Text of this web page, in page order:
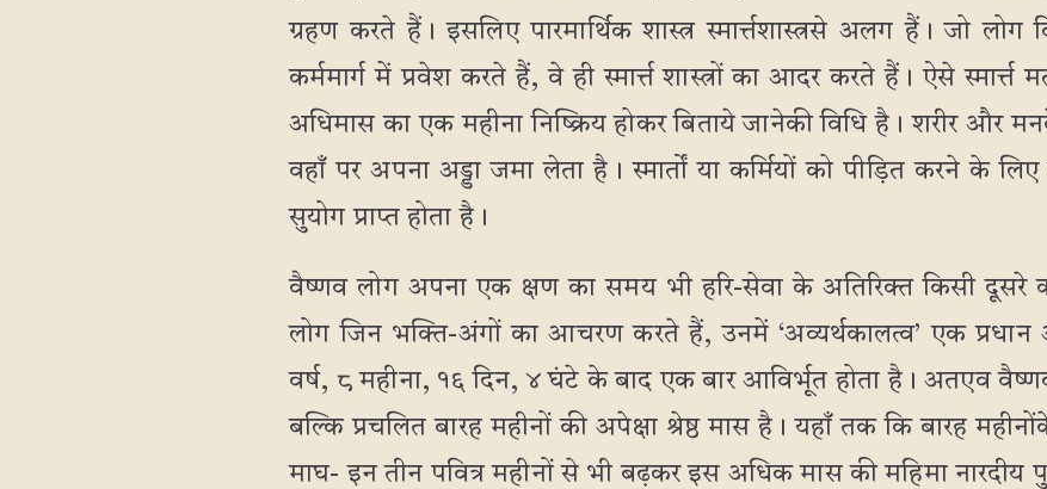
ग्रहण करते हैं। इसलिए पारमार्थिक शास्त्र स्मार्त्तशास्त्रसे अलग हैं। जो
कर्ममार्ग में प्रवेश करते हैं, वे ही स्मार्त्त शास्त्रों का आदर करते हैं। ऐसे
अधिमास का एक महीना निष्क्रिय होकर बिताये जानेकी विधि है। शरीर और
वहाँ पर अपना अड्डा जमा लेता है। स्मार्तों या कर्मियों को पीड़ित करने के
सुयोग प्राप्त होता है।
वैष्णव लोग अपना एक क्षण का समय भी हरि-सेवा के अतिरिक्त किसी दूसरे
लोग जिन भक्ति-अंगों का आचरण करते हैं, उनमें ‘अव्यर्थकालत्व’ एक प्रधान
वर्ष, ८ महीना, १६ दिन, ४ घंटे के बाद एक बार आविर्भूत होता है। अतएव
बल्कि प्रचलित बारह महीनों की अपेक्षा श्रेष्ठ मास है। यहाँ तक कि बारह
माघ- इन तीन पवित्र महीनों से भी बढ़कर इस अधिक मास की महिमा नारदीय